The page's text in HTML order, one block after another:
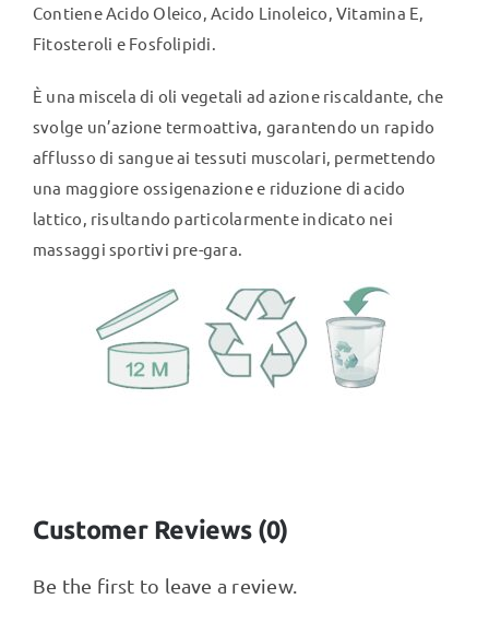
Contiene Acido Oleico, Acido Linoleico, Vitamina E,
Fitosteroli e Fosfolipidi.
È una miscela di oli vegetali ad azione riscaldante, che
svolge un’azione termoattiva, garantendo un rapido
afflusso di sangue ai tessuti muscolari, permettendo
una maggiore ossigenazione e riduzione di acido
lattico, risultando particolarmente indicato nei
massaggi sportivi pre-gara.
Customer Reviews (0)
Be the first to leave a review.